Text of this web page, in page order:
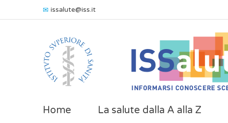
issalute@iss.it
Home La salute dalla A alla Z